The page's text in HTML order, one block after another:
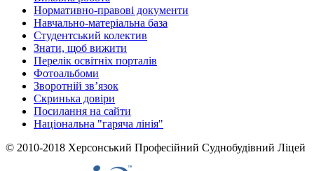
Нормативно-правові документи
Навчально-матеріальна база
Студентський колектив
Знати, щоб вижити
Перелік освітніх порталів
Фотоальбоми
Зворотній зв’язок
Скринька довіри
Посилання на сайти
Національна "гаряча лінія"
© 2010-2018 Херсонський Професійний Суднобудівний Ліцей